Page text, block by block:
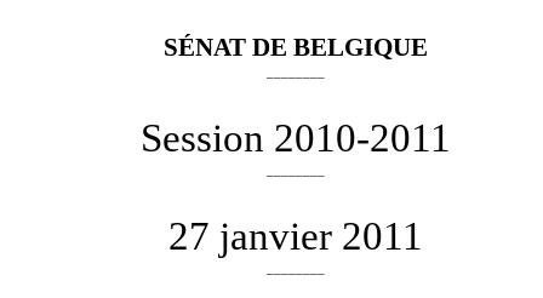
SÉNAT DE BELGIQUE
Session 2010-2011
27 janvier 2011